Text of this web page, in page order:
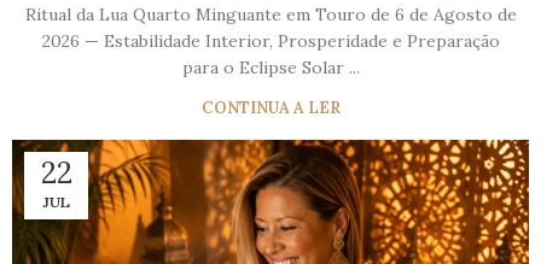
Ritual da Lua Quarto Minguante em Touro de 6 de Agosto de
2026 — Estabilidade Interior, Prosperidade e Preparação
para o Eclipse Solar ...
CONTINUA A LER
22
JUL